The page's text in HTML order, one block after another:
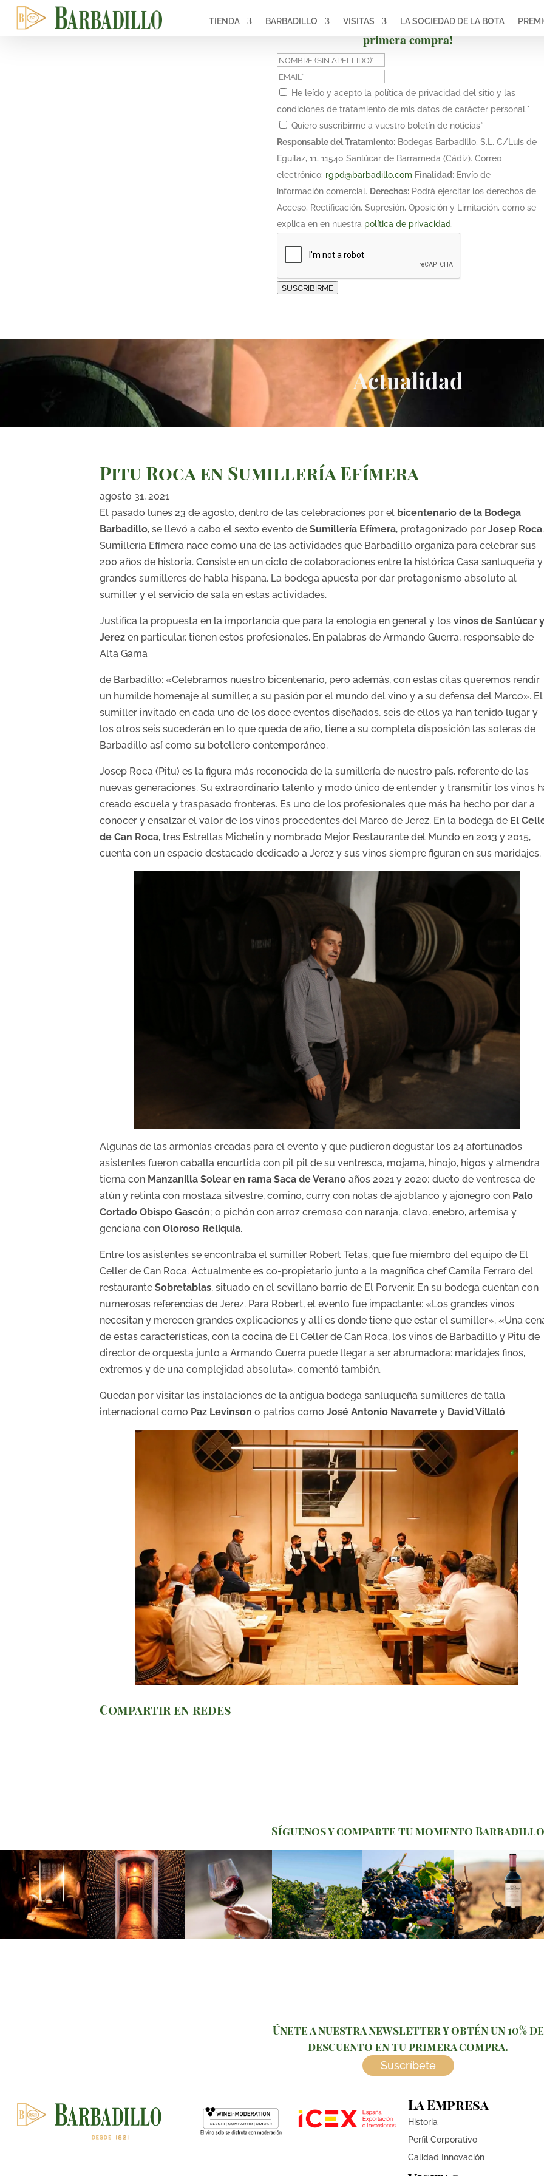
¡Suscríbete y obtén un 10% de descuento en tu
primera compra!
He leído y acepto la política de privacidad del sitio y las
condiciones de tratamiento de mis datos de carácter personal.*
Quiero suscribirme a vuestro boletín de noticias*
Responsable del Tratamiento: Bodegas Barbadillo, S.L. C/Luis de
Eguilaz, 11, 11540 Sanlúcar de Barrameda (Cádiz). Correo
electrónico: rgpd@barbadillo.com Finalidad: Envío de
información comercial. Derechos: Podrá ejercitar los derechos de
Acceso, Rectificación, Supresión, Oposición y Limitación, como se
explica en en nuestra política de privacidad.
SUSCRIBIRME
TIENDA BARBADILLO VISITAS LA SOCIEDAD DE LA BOTA
Actualidad
Pitu Roca en Sumillería Efímera
agosto 31, 2021
El pasado lunes 23 de agosto, dentro de las celebraciones por el bicentenario de la Bodega
Barbadillo, se llevó a cabo el sexto evento de Sumillería Efímera, protagonizado porJosep Roca.
Sumillería Efímera nace como una de las actividades que Barbadillo organiza para celebrar sus
200 años de historia. Consiste en un ciclo de colaboraciones entre la histórica Casa sanluqueña y
grandes sumilleres de habla hispana. La bodega apuesta por dar protagonismo absoluto al
sumiller y el servicio de sala en estas actividades.
Justifica la propuesta en la importancia que para la enología en general y losvinos de Sanlúcar
Jerez en particular, tienen estos profesionales. En palabras de Armando Guerra, responsable de
Alta Gama
de Barbadillo: «Celebramos nuestro bicentenario, pero además, con estas citas queremos rendir
un humilde homenaje al sumiller, a su pasión por el mundo del vino y a su defensa del Marco». El
sumiller invitado en cada uno de los doce eventos diseñados, seis de ellos ya han tenido lugar y
los otros seis sucederán en lo que queda de año, tiene a su completa disposición las soleras de
Barbadillo así como su botellero contemporáneo.
Josep Roca (Pitu) es la figura más reconocida de la sumillería de nuestro país, referente de las
nuevas generaciones. Su extraordinario talento y modo único de entender y transmitir los vinos
creado escuela y traspasado fronteras. Es uno de los profesionales que más ha hecho por dar a
conocer y ensalzar el valor de los vinos procedentes del Marco de Jerez. En la bodega de El
de Can Roca, tres Estrellas Michelin y nombrado Mejor Restaurante del Mundo en 2013 y 2015,
cuenta con un espacio destacado dedicado a Jerez y sus vinos siempre figuran en sus maridajes.
Algunas de las armonías creadas para el evento y que pudieron degustar los 24 afortunados
asistentes fueron caballa encurtida con pil pil de su ventresca, mojama, hinojo, higos y almendra
tierna con Manzanilla Solear en rama Saca de Verano años 2021 y 2020; dueto de ventresca de
atún y retinta con mostaza silvestre, comino, curry con notas de ajoblanco y ajonegro con Palo
Cortado Obispo Gascón; o pichón con arroz cremoso con naranja, clavo, enebro, artemisa y
genciana conOloroso Reliquia.
Entre los asistentes se encontraba el sumiller Robert Tetas, que fue miembro del equipo de El
Celler de Can Roca. Actualmente es co-propietario junto a la magnífica chef Camila Ferraro del
restauranteSobretablas, situado en el sevillano barrio de El Porvenir. En su bodega cuentan con
numerosas referencias de Jerez. Para Robert, el evento fue impactante: «Los grandes vinos
necesitan y merecen grandes explicaciones y allí es donde tiene que estar el sumiller». «Una
de estas características, con la cocina de El Celler de Can Roca, los vinos de Barbadillo y Pitu de
director de orquesta junto a Armando Guerra puede llegar a ser abrumadora: maridajes finos,
extremos y de una complejidad absoluta», comentó también.
Quedan por visitar las instalaciones de la antigua bodega sanluqueña sumilleres de talla
internacional como Paz Levinsono patrios comoJosé Antonio Navarrete y David Villaló
Compartir en redes
Síguenos y comparte tu momento Barbadillo
Únete a nuestra newsletter y obtén un 10% de
descuento en tu primera compra.
Suscríbete
La Empresa
Historia
Perfil Corporativo
Calidad Innovación